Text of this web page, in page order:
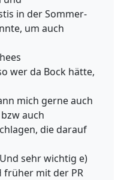
in der Sommer-
um auch
wer da Bock hätte,
mich gerne auch
auch
die darauf
sehr wichtig e)
früher mit der PR